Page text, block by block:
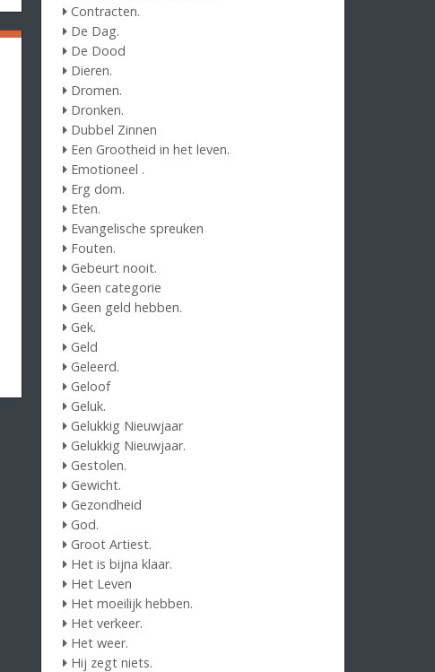
Contracten.
De Dag.
De Dood
Dieren.
Dromen.
Dronken.
Dubbel Zinnen
Een Grootheid in het leven.
Emotioneel .
Erg dom.
Eten.
Evangelische spreuken
Fouten.
Gebeurt nooit.
Geen categorie
Geen geld hebben.
Gek.
Geld
Geleerd.
Geloof
Geluk.
Gelukkig Nieuwjaar
Gelukkig Nieuwjaar.
Gestolen.
Gewicht.
Gezondheid
God.
Groot Artiest.
Het is bijna klaar.
Het Leven
Het moeilijk hebben.
Het verkeer.
Het weer.
Hij zegt niets.